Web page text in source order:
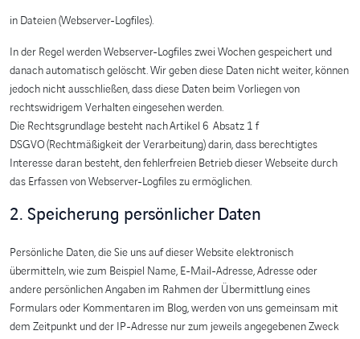
in Dateien (Webserver-Logfiles).
In der Regel werden Webserver-Logfiles zwei Wochen gespeichert und
danach automatisch gelöscht. Wir geben diese Daten nicht weiter, können
jedoch nicht ausschließen, dass diese Daten beim Vorliegen von
rechtswidrigem Verhalten eingesehen werden.
Die Rechtsgrundlage besteht nach Artikel 6 Absatz 1 f
DSGVO (Rechtmäßigkeit der Verarbeitung) darin, dass berechtigtes
Interesse daran besteht, den fehlerfreien Betrieb dieser Webseite durch
das Erfassen von Webserver-Logfiles zu ermöglichen.
2. Speicherung persönlicher Daten
Persönliche Daten, die Sie uns auf dieser Website elektronisch
übermitteln, wie zum Beispiel Name, E-Mail-Adresse, Adresse oder
andere persönlichen Angaben im Rahmen der Übermittlung eines
Formulars oder Kommentaren im Blog, werden von uns gemeinsam mit
dem Zeitpunkt und der IP-Adresse nur zum jeweils angegebenen Zweck